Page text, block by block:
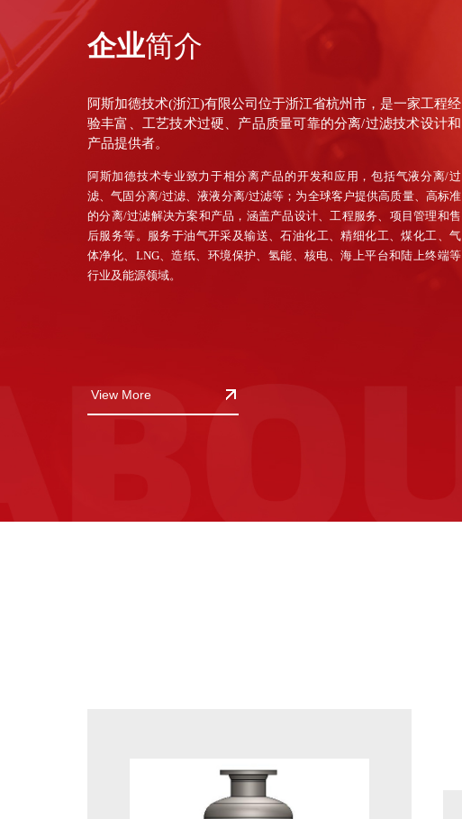
企业简介
阿斯加德技术(浙江)有限公司位于浙江省杭州市，是一家工程经
验丰富、工艺技术过硬、产品质量可靠的分离/过滤技术设计和
产品提供者。
阿斯加德技术专业致力于相分离产品的开发和应用，包括气液分离/过
滤、气固分离/过滤、液液分离/过滤等；为全球客户提供高质量、高标准
的分离/过滤解决方案和产品，涵盖产品设计、工程服务、项目管理和售
后服务等。服务于油气开采及输送、石油化工、精细化工、煤化工、气
体净化、LNG、造纸、环境保护、氢能、核电、海上平台和陆上终端等
行业及能源领域。
View More